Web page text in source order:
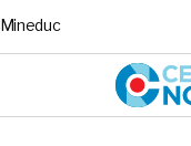
Mineduc